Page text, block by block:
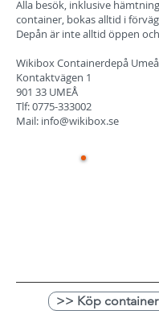
Alla besök, inklusive
container, bokas alltid i
Depån är inte alltid öppen
Wikibox Containerdepå Umeå
Kontaktvägen 1
901 33 UMEÅ
Tlf:0775-333002
Mail: info@wikibox.se
>> Köp